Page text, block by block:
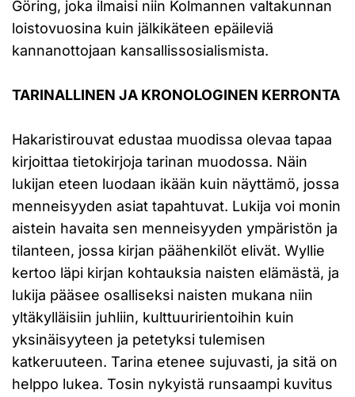
Göring, joka ilmaisi niin Kolmannen valtakunnan
loistovuosina kuin jälkikäteen epäileviä
kannanottojaan kansallissosialismista.
TARINALLINEN JA KRONOLOGINEN KERRONTA
Hakaristirouvat edustaa muodissa olevaa tapaa
kirjoittaa tietokirjoja tarinan muodossa. Näin
lukijan eteen luodaan ikään kuin näyttämö, jossa
menneisyyden asiat tapahtuvat. Lukija voi monin
aistein havaita sen menneisyyden ympäristön ja
tilanteen, jossa kirjan päähenkilöt elivät. Wyllie
kertoo läpi kirjan kohtauksia naisten elämästä, ja
lukija pääsee osalliseksi naisten mukana niin
yltäkylläisiin juhliin, kulttuuririentoihin kuin
yksinäisyyteen ja petetyksi tulemisen
katkeruuteen. Tarina etenee sujuvasti, ja sitä on
helppo lukea. Tosin nykyistä runsaampi kuvitus